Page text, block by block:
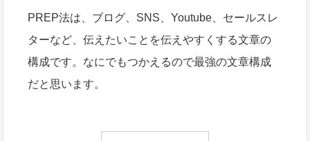
PREP法は、ブログ、SNS、Youtube、セールスレ
ターなど、伝えたいことを伝えやすくする文章の
構成です。なにでもつかえるので最強の文章構成
だと思います。